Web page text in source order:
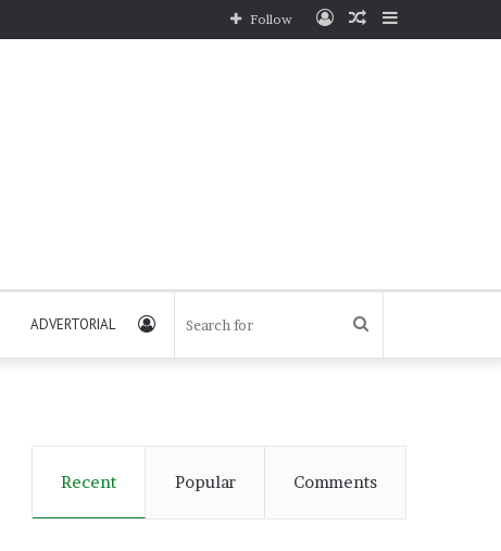
Sidebar
Random
Log
Follow
ADVERTORIAL Search
Log
Recent Popular Comments